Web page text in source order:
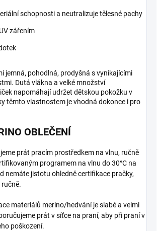
schopnosti a neutralizuje tělesné pachy
zářením
jemná, pohodlná, prodyšná s vynikajícími
Dutá vlákna a velké množství
napomáhají udržet dětskou pokožku v
těmto vlastnostem je vhodná dokonce i pro
OBLEČENÍ
prát pracím prostředkem na vlnu, ručně
programem na vlnu do 30°C na
nemáte jistotu ohledně certifikace pračky,
ručně.
materiálů merino/hedvání je slabé a velmi
prát v síťce na praní, aby při praní v
poškození.